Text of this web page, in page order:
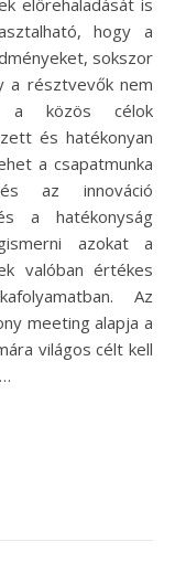
előrehaladását is
hogy a
sokszor
a résztvevők nem
a közös célok
és hatékonyan
a csapatmunka
az innováció
a hatékonyság
azokat a
valóban értékes
Az
meeting alapja a
világos célt kell